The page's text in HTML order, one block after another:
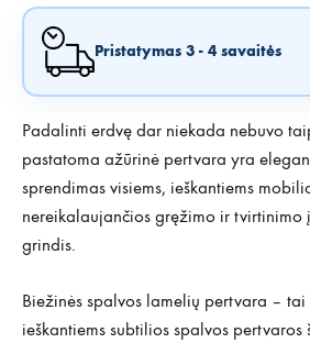
Pristatymas 3 - 4 savaitės
Padalinti erdvę dar niekada nebuvo
pastatoma ažūrinė pertvara yra
sprendimas visiems, ieškantiems
nereikalaujančios gręžimo ir
grindis.
Biežinės spalvos lamelių pertvara –
ieškantiems subtilios spalvos pertvaros